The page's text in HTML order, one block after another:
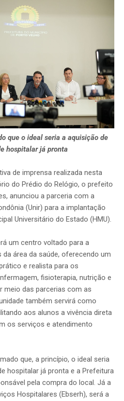
que o ideal seria a aquisição de
hospitalar já pronta
de imprensa realizada nesta
do Prédio do Relógio, o prefeito
anunciou a parceria com a
(Unir) para a implantação
Universitário do Estado (HMU).
um centro voltado para a
área da saúde, oferecendo um
e realista para os
fisioterapia, nutrição e
meio das parcerias com as
também servirá como
aos alunos a vivência direta
os serviços e atendimento
que, a princípio, o ideal seria
hospitalar já pronta e a Prefeitura
pela compra do local. Já a
Hospitalares (Ebserh), será a